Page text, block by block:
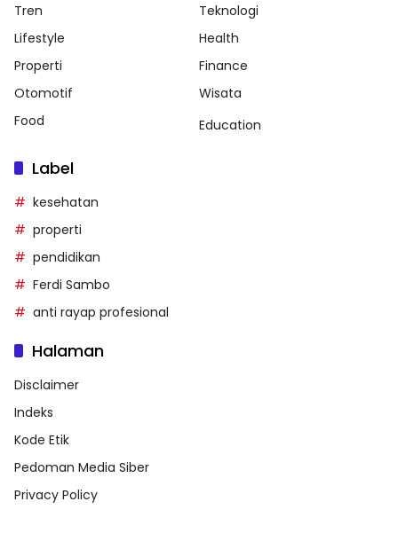
Tren
Teknologi
Lifestyle
Health
Properti
Finance
Otomotif
Wisata
Food
Education
Label
kesehatan
properti
pendidikan
Ferdi Sambo
anti rayap profesional
Halaman
Disclaimer
Indeks
Kode Etik
Pedoman Media Siber
Privacy Policy